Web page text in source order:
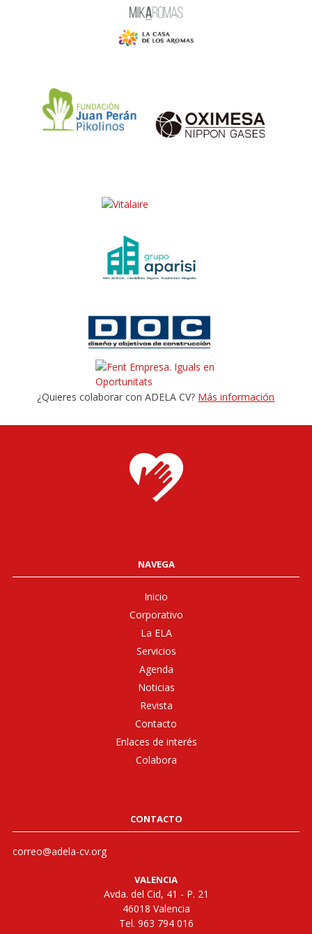
¿Quieres colaborar con ADELA CV? Más información
NAVEGA
Inicio
Corporativo
La ELA
Servicios
Agenda
Noticias
Revista
Contacto
Enlaces de interés
Colabora
CONTACTO
correo@adela-cv.org
VALENCIA
Avda. del Cid, 41 - P. 21
46018 Valencia
Tel. 963 794 016